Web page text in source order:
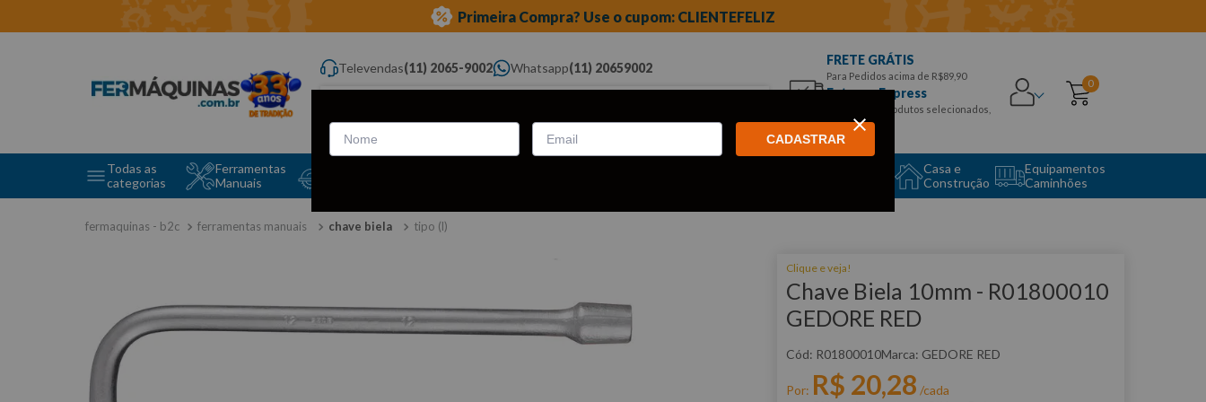
Primeira Compra? Use o cupom: CLIENTEFELIZ
Televendas(11) 2065-9002 Whatsapp(11) 20659002
Digite aqui o que você procura...
FRETE GRÁTIS
Para Pedidos acima de R$89,90
Entrega Express
para CEPS e produtos selecionados,
Aproveite!
0
Todas as
categorias
Ferramentas
Manuais
Casa e
Construção
Equipamentos
Caminhões
ferramentas manuais chave biela tipo (l)
Clique e veja!
Chave Biela 10mm - R01800010
GEDORE RED
: R01800010 GEDORE RED
Por: R$ 20,28 /cada
CADASTRAR